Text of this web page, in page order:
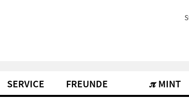
SERVICE FREUNDE 𝝅 MINT